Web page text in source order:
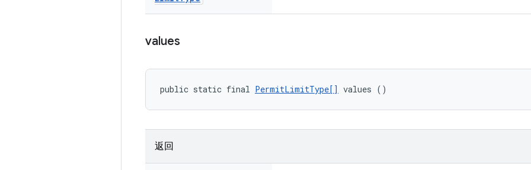
values
public static final PermitLimitType[] values ()
返回